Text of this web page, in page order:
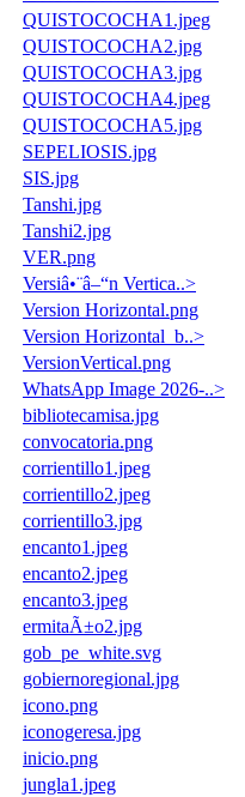
QUISTOCOCHA1.jpeg
QUISTOCOCHA2.jpg
QUISTOCOCHA3.jpg
QUISTOCOCHA4.jpeg
QUISTOCOCHA5.jpg
SEPELIOSIS.jpg
SIS.jpg
Tanshi.jpg
Tanshi2.jpg
VER.png
Versiâ•¨â–“n Vertica..>
Version Horizontal.png
Version Horizontal_b..>
VersionVertical.png
WhatsApp Image 2026-..>
bibliotecamisa.jpg
convocatoria.png
corrientillo1.jpeg
corrientillo2.jpeg
corrientillo3.jpg
encanto1.jpeg
encanto2.jpeg
encanto3.jpeg
ermitaÃ±o2.jpg
gob_pe_white.svg
gobiernoregional.jpg
icono.png
iconogeresa.jpg
inicio.png
jungla1.jpeg